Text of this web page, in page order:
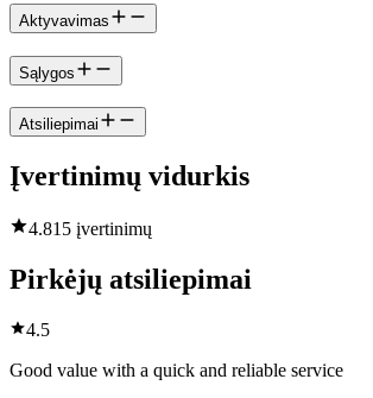
Aktyvavimas
Sąlygos
Atsiliepimai
Įvertinimų vidurkis
4.815 įvertinimų
Pirkėjų atsiliepimai
4.5
Good value with a quick and reliable service